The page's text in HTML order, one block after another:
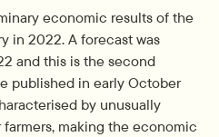
economic results of the
in 2022. A forecast was
and this is the second
published in early October
by unusually
making the economic